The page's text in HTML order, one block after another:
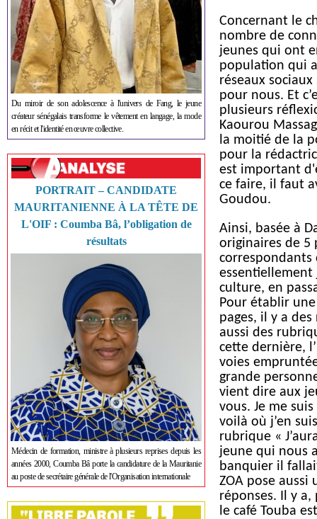
Du miroir de son adolescence à l'univers de Fang, le jeune
créateur sénégalais transforme le vêtement en langage, la mode
en récit et l'identité en œuvre collective.
PORTRAIT – CANDIDATE
MAURITANIENNE À LA TÊTE DE
L'OIF : Coumba Bâ, l’obligation de
résultats
Médecin de formation, ministre à plusieurs reprises depuis les
années 2000, Coumba Bâ porte la candidature de la Mauritanie
au poste de secrétaire générale de l'Organisation internationale
Concernant le
nombre de
jeunes qui ont
population qui
réseaux
pour nous. Et
plusieurs
Kaourou
la moitié de la
pour la
est important
ce faire, il faut
Goudou.
Ainsi, basée à
originaires de 5
correspondants
culture, en
Pour établir
pages, il y a
aussi des
cette dernière,
voies
grande
vient dire aux
vous. Je me
voilà où j’en
rubrique «
jeune qui nous
banquier il
ZOA pose
réponses. Il y
le café Touba